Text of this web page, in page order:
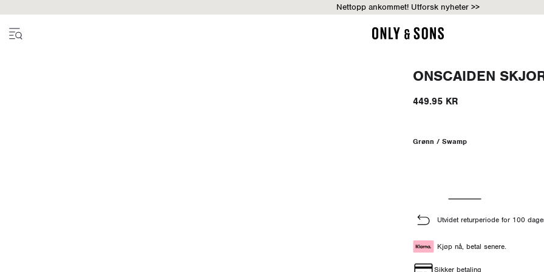
Nettopp ankommet! Utforsk nyheter >>
ONSCAIDEN
449.95 KR
Grønn / Swamp
Utvidet returperiode for 100
Kjøp nå, betal senere.
Sikker betaling